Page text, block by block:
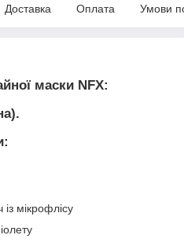
Доставка Оплата Умови
маски NFX:
мікрофлісу